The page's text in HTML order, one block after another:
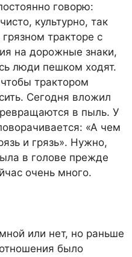
говорю:
культурно, так
тракторе с
на дорожные знаки,
люди пешком ходят.
трактором
Сегодня вложил
в пыль. У
«А чем
и грязь». Нужно,
в голове прежде
очень много.
или нет, но раньше
было